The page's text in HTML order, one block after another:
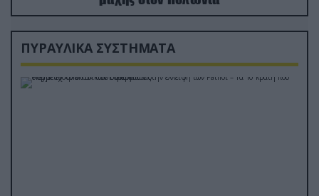
ΠΥΡΑΥΛΙΚΑ ΣΥΣΤΗΜΑΤΑ